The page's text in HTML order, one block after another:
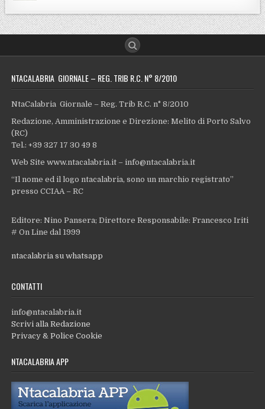
NTACALABRIA GIORNALE – REG. TRIB R.C. N° 8/2010
NtaCalabria Giornale – Reg. Trib R.C. n° 8/2010
Redazione, Amministrazione e Direzione: Melito di Porto Salvo
(RC)
Tel.: +39 327 17 30 49 8
Web Site www.ntacalabria.it – info@ntacalabria.it
“Il nome ed il logo ntacalabria, sono un marchio registrato”
presso CCIAA – RC
Editore: Nino Pansera; Direttore Responsabile: Francesco Iriti
# On Line dal 1999
ntacalabria su whatsapp
CONTATTI
info@ntacalabria.it
Scrivi alla Redazione
Privacy & Police Cookie
NTACALABRIA APP